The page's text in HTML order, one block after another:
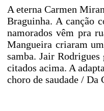
A eterna Carmen
Braguinha. A canção
namorados vêm pra
Mangueira criaram
samba. Jair
citados acima. A
choro de saudade /